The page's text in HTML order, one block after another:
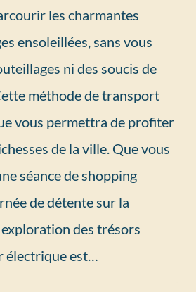
les charmantes
ensoleillées, sans vous
ni des soucis de
méthode de transport
vous permettra de profiter
de la ville. Que vous
séance de shopping
de détente sur la
des trésors
électrique est…